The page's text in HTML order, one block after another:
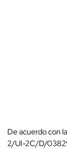
De acuerdo con
2/UI-2C/D/